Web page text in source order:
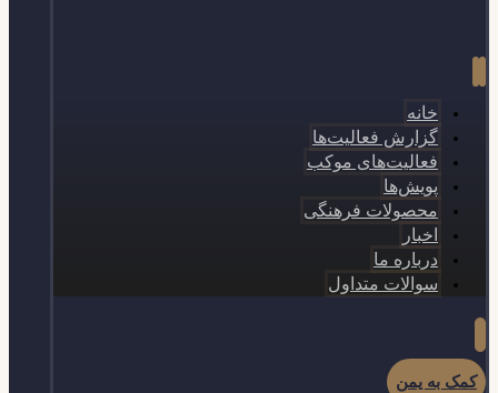
خانه
گزارش فعالیت‌ها
فعالیت‌های موکب
پویش‌ها
محصولات فرهنگی
اخبار
درباره ما
سوالات متداول
کمک به یمن